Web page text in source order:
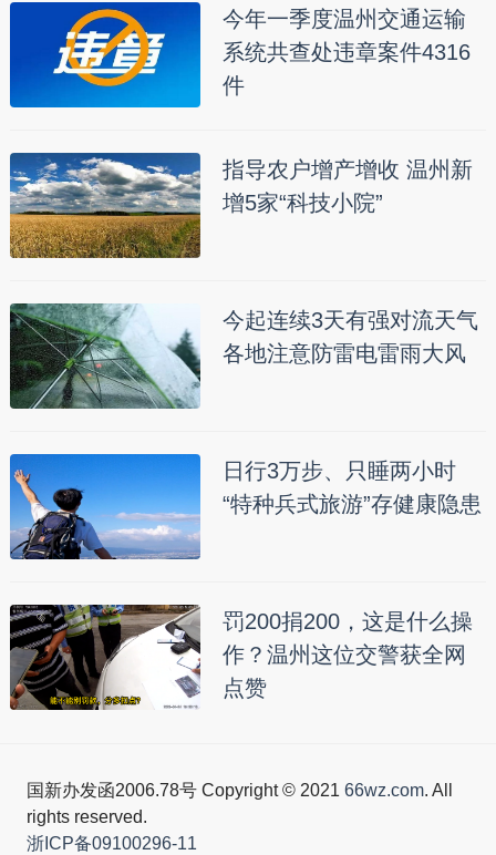
今年一季度温州交通运输
系统共查处违章案件4316
件
指导农户增产增收 温州新
增5家“科技小院”
今起连续3天有强对流天气
各地注意防雷电雷雨大风
日行3万步、只睡两小时
“特种兵式旅游”存健康隐患
罚200捐200，这是什么操
作？温州这位交警获全网
点赞
国新办发函2006.78号 Copyright © 2021 66wz.com. All
rights reserved.
浙ICP备09100296-11